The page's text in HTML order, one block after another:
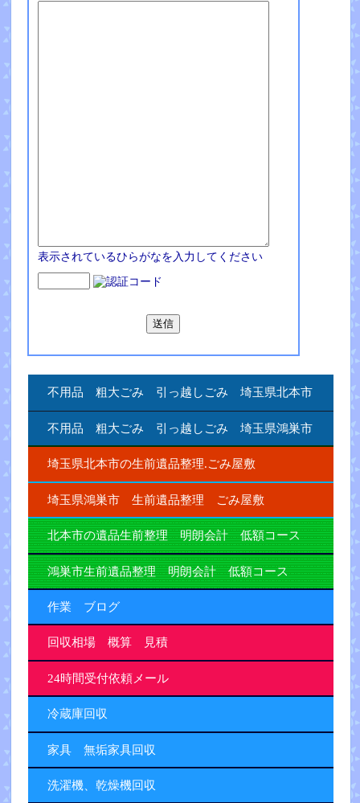
表示されているひらがなを入力してください
不用品 粗大ごみ 引っ越しごみ 埼玉県北本市
不用品 粗大ごみ 引っ越しごみ 埼玉県鴻巣市
埼玉県北本市の生前遺品整理.ごみ屋敷
埼玉県鴻巣市 生前遺品整理 ごみ屋敷
北本市の遺品生前整理 明朗会計 低額コース
鴻巣市生前遺品整理 明朗会計 低額コース
作業 ブログ
回収相場 概算 見積
24時間受付依頼メール
冷蔵庫回収
家具 無垢家具回収
洗濯機、乾燥機回収